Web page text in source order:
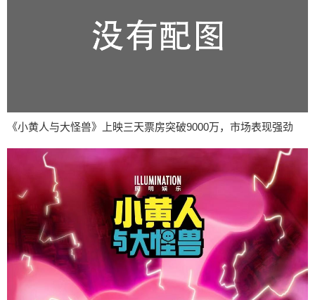
《小黄人与大怪兽》上映三天票房突破9000万，市场表现强劲